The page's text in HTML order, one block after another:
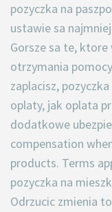
pozyczka na
ustawie sa
Gorsze sa te,
otrzymania
zaplacisz,
oplaty, jak oplata
dodatkowe
compensation
products. Terms
pozyczka na
Odrzucic zmienia